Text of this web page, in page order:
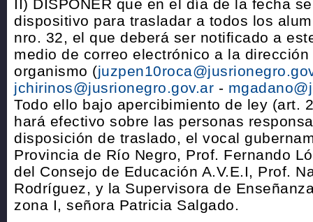
II) DISPONER que en el día de la fecha
dispositivo para trasladar a todos los
nro. 32, el que deberá ser notificado a
medio de correo electrónico a la
organismo (
jchirinos@jusrionegro.gov.ar -
Todo ello bajo apercibimiento de ley (art.
hará efectivo sobre las personas
disposición de traslado, el vocal
Provincia de Río Negro, Prof. Fernando
del Consejo de Educación A.V.E.I, Prof.
Rodríguez, y la Supervisora de
zona I, señora Patricia Salgado.